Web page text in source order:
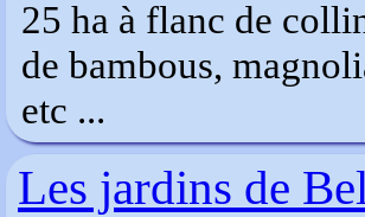
25 ha à flanc de
de bambous,
etc ...
Les jardins de